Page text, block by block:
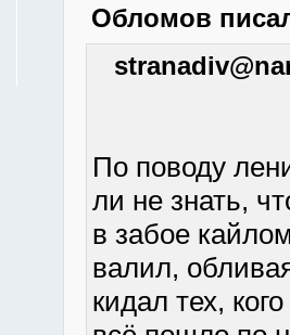
Обломов
По поводу
ли не знать,
в забое
валил,
кидал тех,